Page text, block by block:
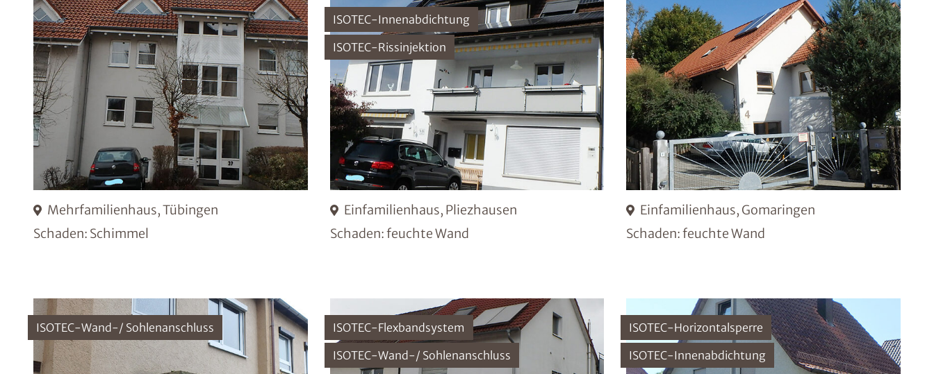
Mehrfamilienhaus, Tübingen
Schaden: Schimmel
Einfamilienhaus, Pliezhausen
Schaden: feuchte Wand
ISOTEC-Innenabdichtung
ISOTEC-Rissinjektion
Einfamilienhaus, Gomaringen
Schaden: feuchte Wand
ISOTEC-Wand-/ Sohlenanschluss
ISOTEC-Flexbandsystem
ISOTEC-Wand-/ Sohlenanschluss
ISOTEC-Horizontalsperre
ISOTEC-Innenabdichtung